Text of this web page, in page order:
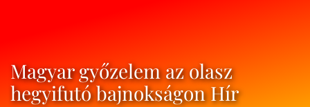
Magyar győzelem az olasz
hegyifutó bajnokságon Hír